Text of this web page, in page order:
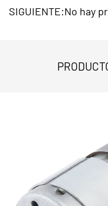
SIGUIENTE:No hay